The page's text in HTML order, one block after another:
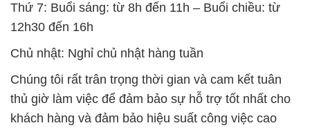
Thứ 7: Buổi sáng: từ 8h đến 11h – Buổi chiều: từ
12h30 đến 16h
Chủ nhật: Nghỉ chủ nhật hàng tuần
Chúng tôi rất trân trọng thời gian và cam kết tuân
thủ giờ làm việc để đảm bảo sự hỗ trợ tốt nhất cho
khách hàng và đảm bảo hiệu suất công việc cao